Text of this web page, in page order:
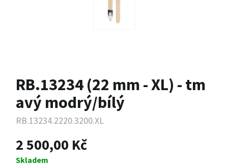
RB.13234 (22 mm - XL) - tm
avý modrý/bílý
RB.13234.2220.3200.XL
2 500,00 Kč
Skladem